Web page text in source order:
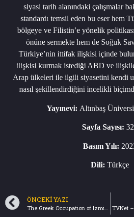
siyasi tarih alanındaki çalışmalar
standardı temsil eden bu eser hem
bölgeye ve Filistin’e yönelik
önüne sermekte hem de Soğuk
Türkiye’nin ittifak ilişkisi içinde
ilişkisi kurmak istediği ABD ve
Arap ülkeleri ile ilgili siyasetini kendi
nasıl şekillendirdiğini incelikli
Yayınevi: Altınbaş
Sayfa Sayısı:
Basım Yılı:
Dili: Türkçe
ÖNCEKI YAZI
The Greek Occupation of Izmir and Adjoining Territories TVNet –